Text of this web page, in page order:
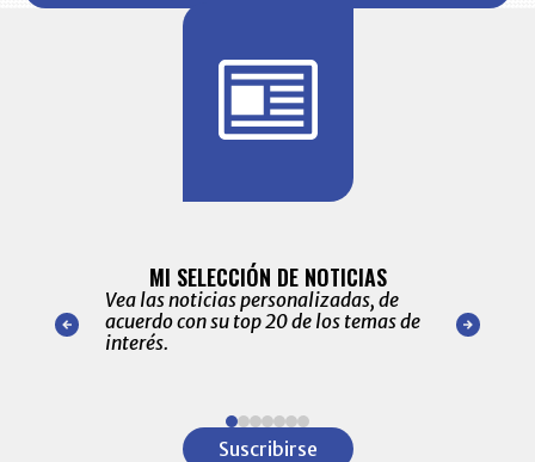
nuestro
para
MI SELECCIÓN DE NOTICIAS
Vea las noticias personalizadas, de
acuerdo con su top 20 de los temas de
interés.
de las
Suscribirse